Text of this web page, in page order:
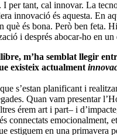
I per tant, cal innovar. La
innovació és aquesta. En
què és bona. Però ben feta.
i després abocar-ho en un
m’ha semblat llegir
existeix actualment
s’estan planificant i
Quan vam presentar
érem art i part– i
connectats
estiguem en una